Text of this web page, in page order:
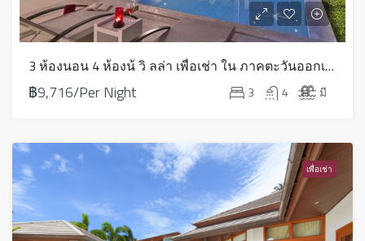
3 ห้องนอน 4 ห้องน้ วิ ลล่า เพื่อเช่า ใน ภาคตะวันออกเฉียงเหนือ – HVR30B
฿9,716/Per Night 3 4 มี
เพื่อเช่า